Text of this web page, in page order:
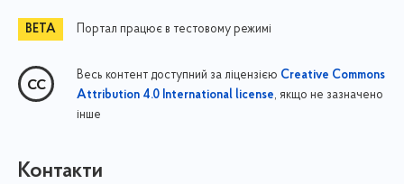
Портал працює в тестовому режимі
Весь контент доступний за ліцензією Creative Commons
Attribution 4.0 International license, якщо не зазначено
інше
Контакти